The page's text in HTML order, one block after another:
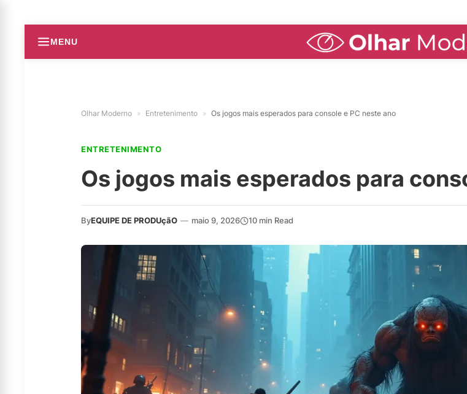
MENU
Olhar Moderno » Entretenimento » Os jogos mais esperados para console e PC neste ano
ENTRETENIMENTO
Os jogos mais esperados para
ByEQUIPE DE PRODUçãO — maio 9, 2026 10 min Read